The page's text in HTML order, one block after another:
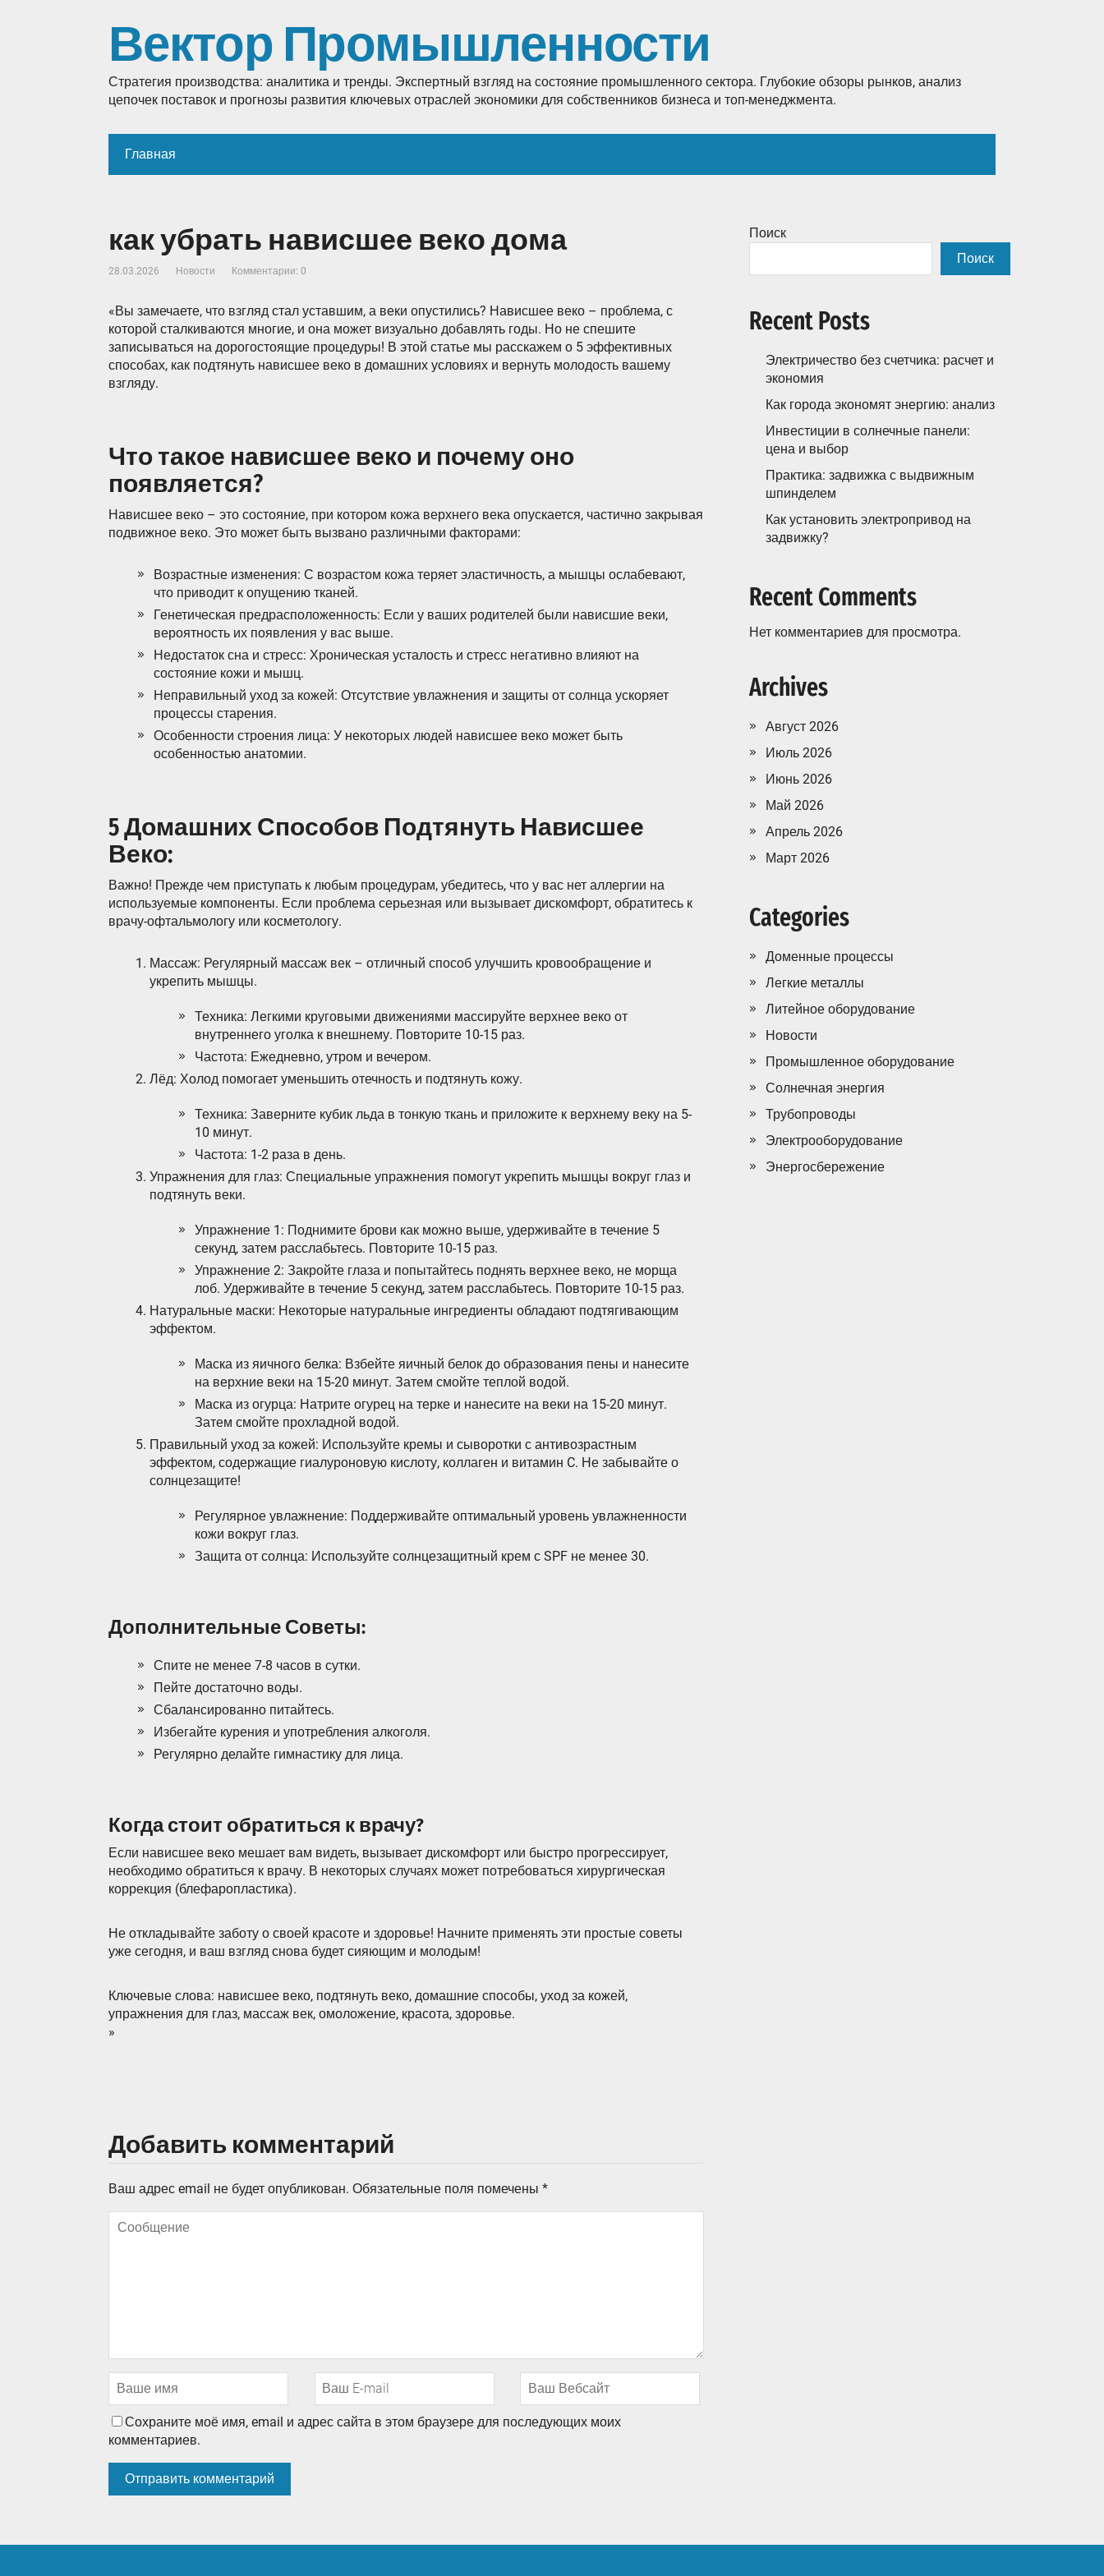
Вектор Промышленности
Стратегия производства: аналитика и тренды. Экспертный взгляд на состояние промышленного сектора. Глубокие обзоры рынков, анализ
цепочек поставок и прогнозы развития ключевых отраслей экономики для собственников бизнеса и топ-менеджмента.
Главная
как убрать нависшее веко дома
28.03.2026 Новости Комментарии: 0
«Вы замечаете, что взгляд стал уставшим, а веки опустились? Нависшее веко – проблема, с
которой сталкиваются многие, и она может визуально добавлять годы. Но не спешите
записываться на дорогостоящие процедуры! В этой статье мы расскажем о 5 эффективных
способах, как подтянуть нависшее веко в домашних условиях и вернуть молодость вашему
взгляду.
Что такое нависшее веко и почему оно
появляется?
Нависшее веко – это состояние, при котором кожа верхнего века опускается, частично закрывая
подвижное веко. Это может быть вызвано различными факторами:
Возрастные изменения: С возрастом кожа теряет эластичность, а мышцы ослабевают,
что приводит к опущению тканей.
Генетическая предрасположенность: Если у ваших родителей были нависшие веки,
вероятность их появления у вас выше.
Недостаток сна и стресс: Хроническая усталость и стресс негативно влияют на
состояние кожи и мышц.
Неправильный уход за кожей: Отсутствие увлажнения и защиты от солнца ускоряет
процессы старения.
Особенности строения лица: У некоторых людей нависшее веко может быть
особенностью анатомии.
5 Домашних Способов Подтянуть Нависшее
Веко:
Важно! Прежде чем приступать к любым процедурам, убедитесь, что у вас нет аллергии на
используемые компоненты. Если проблема серьезная или вызывает дискомфорт, обратитесь к
врачу-офтальмологу или косметологу.
Массаж: Регулярный массаж век – отличный способ улучшить кровообращение и
укрепить мышцы.
Техника: Легкими круговыми движениями массируйте верхнее веко от
внутреннего уголка к внешнему. Повторите 10-15 раз.
Частота: Ежедневно, утром и вечером.
Лёд: Холод помогает уменьшить отечность и подтянуть кожу.
Техника: Заверните кубик льда в тонкую ткань и приложите к верхнему веку на 5-
10 минут.
Частота: 1-2 раза в день.
Упражнения для глаз: Специальные упражнения помогут укрепить мышцы вокруг глаз и
подтянуть веки.
Упражнение 1: Поднимите брови как можно выше, удерживайте в течение 5
секунд, затем расслабьтесь. Повторите 10-15 раз.
Упражнение 2: Закройте глаза и попытайтесь поднять верхнее веко, не морща
лоб. Удерживайте в течение 5 секунд, затем расслабьтесь. Повторите 10-15 раз.
Натуральные маски: Некоторые натуральные ингредиенты обладают подтягивающим
эффектом.
Маска из яичного белка: Взбейте яичный белок до образования пены и нанесите
на верхние веки на 15-20 минут. Затем смойте теплой водой.
Маска из огурца: Натрите огурец на терке и нанесите на веки на 15-20 минут.
Затем смойте прохладной водой.
Правильный уход за кожей: Используйте кремы и сыворотки с антивозрастным
эффектом, содержащие гиалуроновую кислоту, коллаген и витамин C. Не забывайте о
солнцезащите!
Регулярное увлажнение: Поддерживайте оптимальный уровень увлажненности
кожи вокруг глаз.
Защита от солнца: Используйте солнцезащитный крем с SPF не менее 30.
Дополнительные Советы:
Спите не менее 7-8 часов в сутки.
Пейте достаточно воды.
Сбалансированно питайтесь.
Избегайте курения и употребления алкоголя.
Регулярно делайте гимнастику для лица.
Когда стоит обратиться к врачу?
Если нависшее веко мешает вам видеть, вызывает дискомфорт или быстро прогрессирует,
необходимо обратиться к врачу. В некоторых случаях может потребоваться хирургическая
коррекция (блефаропластика).
Не откладывайте заботу о своей красоте и здоровье! Начните применять эти простые советы
уже сегодня, и ваш взгляд снова будет сияющим и молодым!
Ключевые слова: нависшее веко, подтянуть веко, домашние способы, уход за кожей,
упражнения для глаз, массаж век, омоложение, красота, здоровье.
»
Добавить комментарий
Ваш адрес email не будет опубликован. Обязательные поля помечены *
Сохраните моё имя, email и адрес сайта в этом браузере для последующих моих
комментариев.
Поиск
Поиск
Recent Posts
Электричество без счетчика: расчет и
экономия
Как города экономят энергию: анализ
Инвестиции в солнечные панели:
цена и выбор
Практика: задвижка с выдвижным
шпинделем
Как установить электропривод на
задвижку?
Recent Comments
Нет комментариев для просмотра.
Archives
Август 2026
Июль 2026
Июнь 2026
Май 2026
Апрель 2026
Март 2026
Categories
Доменные процессы
Легкие металлы
Литейное оборудование
Новости
Промышленное оборудование
Солнечная энергия
Трубопроводы
Электрооборудование
Энергосбережение